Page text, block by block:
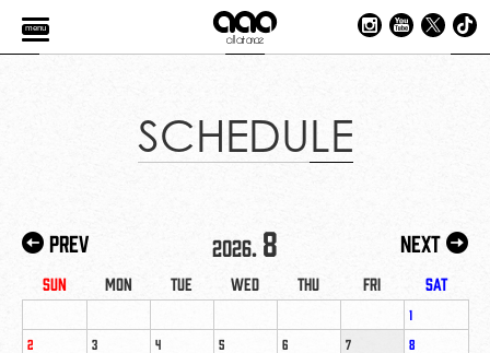
menu
SCHEDULE
Prev 2026. 8 Next
Sun Mon Tue Wed Thu Fri Sat
1
2
3 4 5 6 7
8